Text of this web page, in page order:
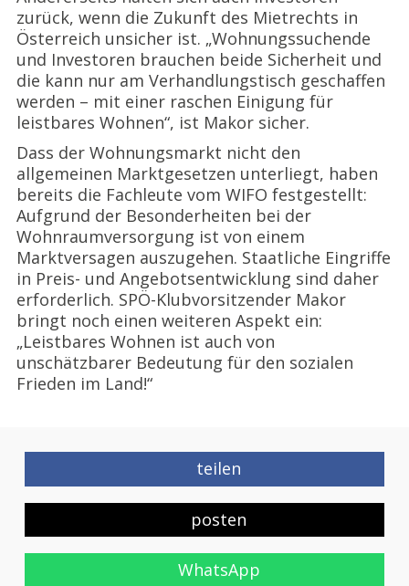
zurück, wenn die Zukunft des Mietrechts in
Österreich unsicher ist. „Wohnungssuchende
und Investoren brauchen beide Sicherheit und
die kann nur am Verhandlungstisch geschaffen
werden – mit einer raschen Einigung für
leistbares Wohnen“, ist Makor sicher.
Dass der Wohnungsmarkt nicht den
allgemeinen Marktgesetzen unterliegt, haben
bereits die Fachleute vom WIFO festgestellt:
Aufgrund der Besonderheiten bei der
Wohnraumversorgung ist von einem
Marktversagen auszugehen. Staatliche Eingriffe
in Preis- und Angebotsentwicklung sind daher
erforderlich. SPÖ-Klubvorsitzender Makor
bringt noch einen weiteren Aspekt ein:
„Leistbares Wohnen ist auch von
unschätzbarer Bedeutung für den sozialen
Frieden im Land!“
teilen
posten
WhatsApp